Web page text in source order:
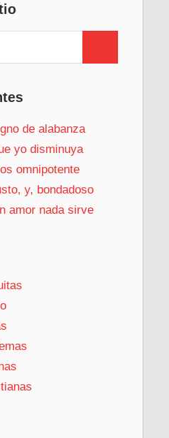
de alabanza
yo disminuya
omnipotente
y, bondadoso
amor nada sirve